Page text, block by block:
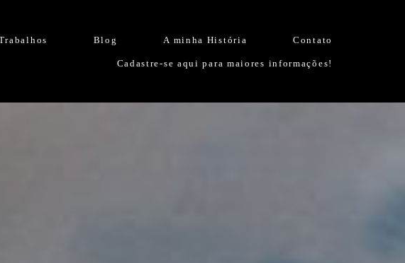
Blog A minha História Contato
Cadastre-se aqui para maiores informações!